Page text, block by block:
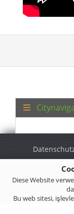
Diese Website
Bu web sitesi,
© 2026